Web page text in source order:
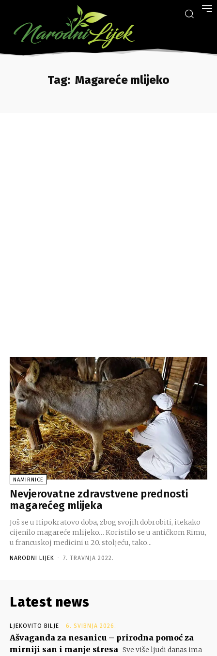
Tag: Magareće mlijeko
NAMIRNICE
Nevjerovatne zdravstvene prednosti
magarećeg mlijeka
Još se u Hipokratovo doba, zbog svojih dobrobiti, itekako
cijenilo magareće mlijeko… Koristilo se u antičkom Rimu,
u francuskoj medicini u 20. stoljeću, tako...
NARODNI LIJEK - 7. TRAVNJA 2022.
Latest news
LJEKOVITO BILJE 6. SVIBNJA 2026.
Ašvaganda za nesanicu – prirodna pomoć za
mirniji san i manje stresa Sve više ljudi danas ima